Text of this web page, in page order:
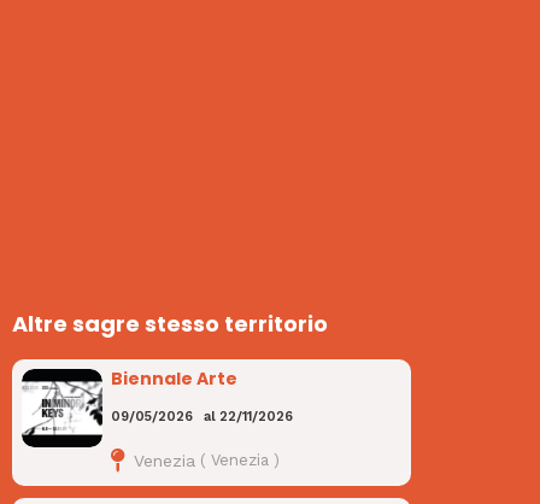
Altre sagre stesso territorio
Biennale Arte
09/05/2026 al 22/11/2026
Venezia ( Venezia)